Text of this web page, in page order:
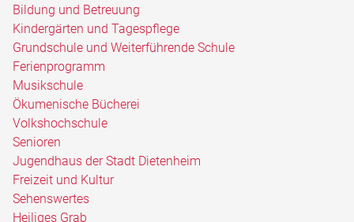
Bildung und Betreuung
Kindergärten und Tagespflege
Grundschule und Weiterführende Schule
Ferienprogramm
Musikschule
Ökumenische Bücherei
Volkshochschule
Senioren
Jugendhaus der Stadt Dietenheim
Freizeit und Kultur
Sehenswertes
Heiliges Grab